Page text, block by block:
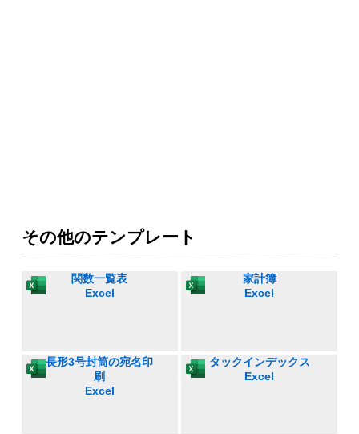
その他のテンプレート
関数一覧表
Excel
家計簿
Excel
長形3号封筒の宛名印
刷
Excel
タックインデックス
Excel